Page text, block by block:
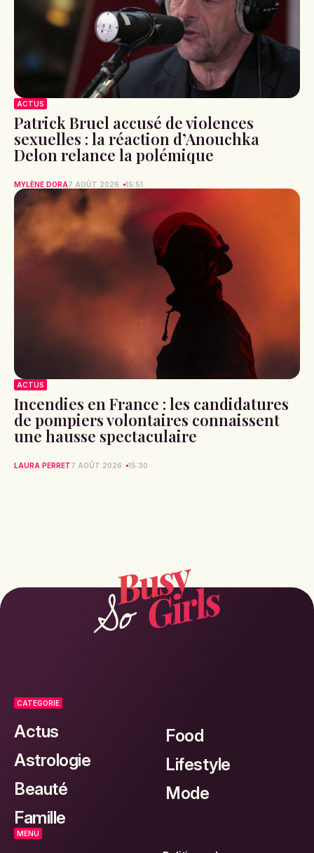
ACTUS
Patrick Bruel accusé de violences
sexuelles : la réaction d’Anouchka
Delon relance la polémique
MYLÈNE DORA7 AOÛT 2026 15:51
ACTUS
Incendies en France : les candidatures
de pompiers volontaires connaissent
une hausse spectaculaire
LAURA PERRET7 AOÛT 2026 15:30
CATEGORIE
Actus
Astrologie
Beauté
Famille
Food
Lifestyle
Mode
MENU